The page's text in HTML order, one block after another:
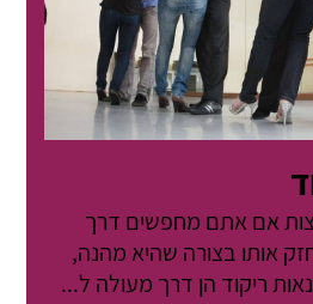
אם אתם מחפשים דרך
אותו בצורה שהיא מהנה,
ריקוד הן דרך מעולה ל...